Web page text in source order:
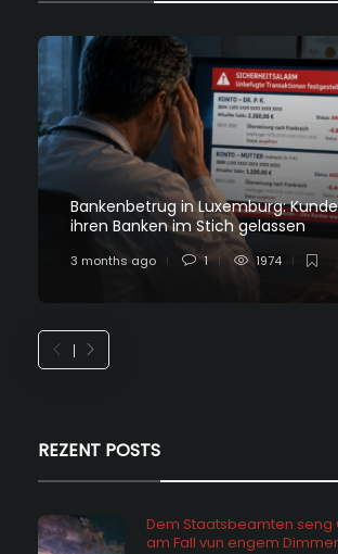
Bankenbetrug in Luxemburg:
ihren Banken im Stich gelassen
3 months ago 1 1974
REZENT POSTS
Dem Staatsbeamten seng
am Fall vun engem Dimmer